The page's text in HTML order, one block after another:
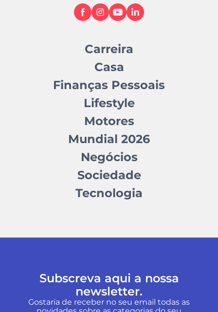
Carreira
Casa
Finanças Pessoais
Lifestyle
Motores
Mundial 2026
Negócios
Sociedade
Tecnologia
Subscreva aqui a nossa
newsletter.
Gostaria de receber no seu email todas as